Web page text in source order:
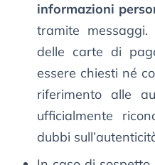
informazioni
tramite
delle carte di
essere chiesti né
riferimento alle
ufficialmente
dubbi